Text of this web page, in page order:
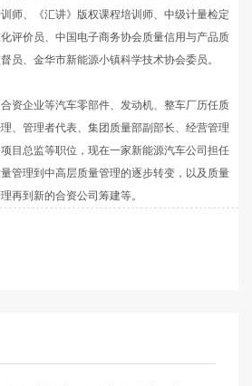
师、《汇讲》版权课程培训师、中级计量检定
评价员、中国电子商务协会质量信用与产品质
员、金华市新能源小镇科学技术协会委员。
资企业等汽车零部件、发动机、整车厂历任质
、管理者代表、集团质量部副部长、经营管理
目总监等职位，现在一家新能源汽车公司担任
管理到中高层质量管理的逐步转变，以及质量
再到新的合资公司筹建等。